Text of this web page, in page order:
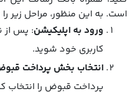
است. به این منظور، مراحل زیر
ورود به اپلیکیشن: پس از
کاربری خود شوید.
انتخاب بخش پرداخت
پرداخت قبوض را انتخاب